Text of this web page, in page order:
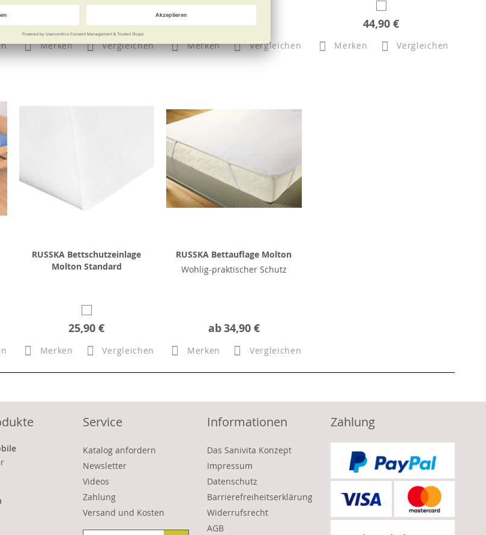
39,90 €
Merken Vergleichen
44,90 €
Merken Vergleichen
44,90 €
Merken Vergleichen
RUSSKA Bettschutzeinlage
Molton Standard
25,90 €
Merken Vergleichen
RUSSKA Bettauflage Molton
Wohlig-praktischer Schutz
ab34,90 €
Merken Vergleichen
Service
Katalog anfordern
Newsletter
Videos
Zahlung
Versand und Kosten
Informationen
Das Sanivita Konzept
Impressum
Datenschutz
Barrierefreiheitserklärung
Widerrufsrecht
AGB
Zahlung